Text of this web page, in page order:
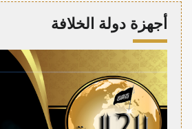
أجهزة دولة الخلافة